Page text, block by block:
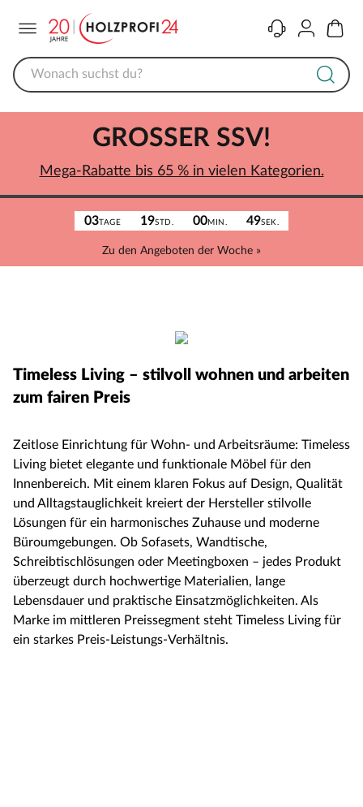
KontaktKonto
03TAGE 19STD. 00MIN. 49SEK.
Zu den Angeboten der Woche »
GROSSER SSV!
Mega-Rabatte bis 65 % in vielen Kategorien.
Timeless Living – stilvoll wohnen und arbeiten
zum fairen Preis
Zeitlose Einrichtung für Wohn- und Arbeitsräume: Timeless
Living bietet elegante und funktionale Möbel für den
Innenbereich. Mit einem klaren Fokus auf Design, Qualität
und Alltagstauglichkeit kreiert der Hersteller stilvolle
Lösungen für ein harmonisches Zuhause und moderne
Büroumgebungen. Ob Sofasets, Wandtische,
Schreibtischlösungen oder Meetingboxen – jedes Produkt
überzeugt durch hochwertige Materialien, lange
Lebensdauer und praktische Einsatzmöglichkeiten. Als
Marke im mittleren Preissegment steht Timeless Living für
ein starkes Preis-Leistungs-Verhältnis.